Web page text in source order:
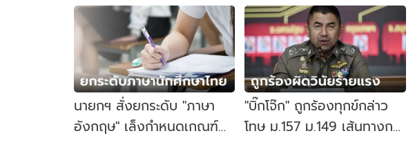
นายกฯ สั่งยกระดับ "ภาษา
อังกฤษ" เล็งกำหนดเกณฑ์
"บิ๊กโจ๊ก" ถูกร้องทุกข์กล่าว
โทษ ม.157 ม.149 เส้นทางการ